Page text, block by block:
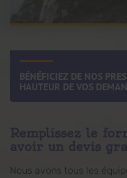
BÉNÉFICIEZ DE NOS
HAUTEUR DE VOS
Remplissez le
avoir un devis
Nous avons tous les